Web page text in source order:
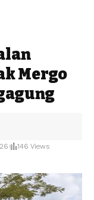
Mergo
146 Views